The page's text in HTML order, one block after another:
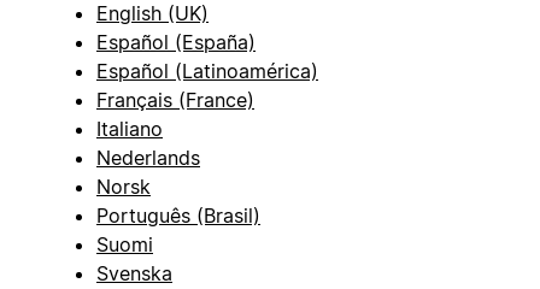
English (UK)
Español (España)
Español (Latinoamérica)
Français (France)
Italiano
Nederlands
Norsk
Português (Brasil)
Suomi
Svenska